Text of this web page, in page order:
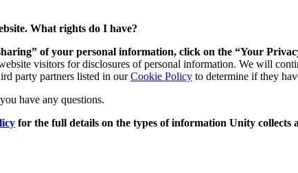
What rights do I have?
of your personal information, click on the “Your
visitors for disclosures of personal information. We will
party partners listed in ourCookie Policy to determine if they
have any questions.
for the full details on the types of information Unity collects